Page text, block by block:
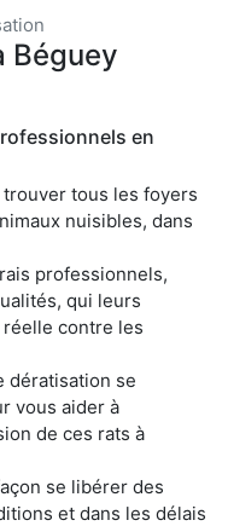
Béguey
en
tous les foyers
nuisibles, dans
professionnels,
qui leurs
contre les
dératisation se
vous aider à
de ces rats à
se libérer des
et dans les délais